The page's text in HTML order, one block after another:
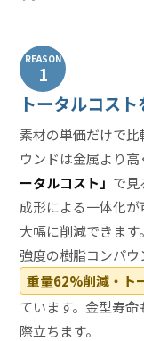
REASON
1
トータルコス
素材の単価だけで
ウンドは金属より
ータルコスト」 で見
成形による一体化
大幅に削減できま
強度の樹脂コンパウ
重量62%削減・ト
ています。金型寿
際立ちます。